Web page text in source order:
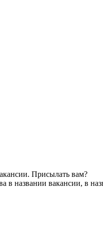
Присылать вам?
в названии вакансии, в